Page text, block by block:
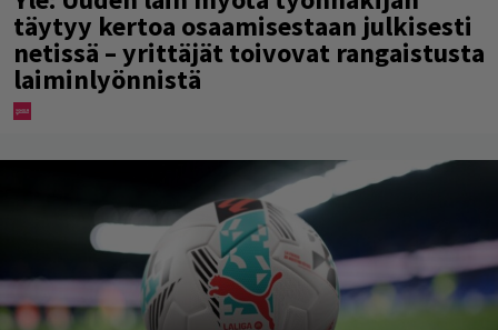
täytyy kertoa osaamisestaan julkisesti
netissä – yrittäjät toivovat rangaistusta
laiminlyönnistä